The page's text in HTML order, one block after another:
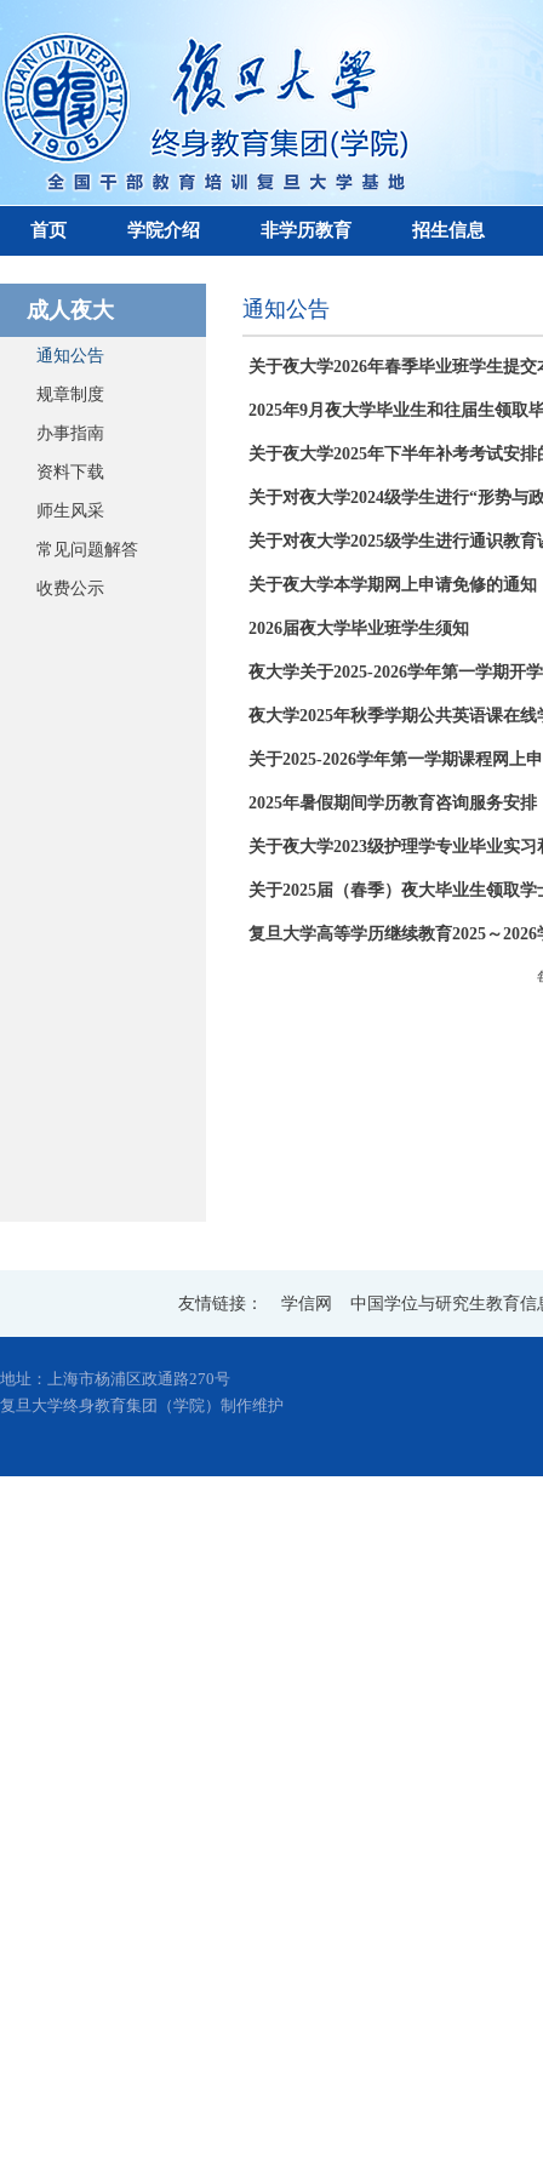
首页 学院介绍 非学历教育 招生信息
成人夜大
通知公告
规章制度
办事指南
资料下载
师生风采
常见问题解答
收费公示
通知公告
关于夜大学2026年春季毕业班学生提
2025年9月夜大学毕业生和往届生领取
关于夜大学2025年下半年补考考试安排
关于对夜大学2024级学生进行“形势与
关于对夜大学2025级学生进行通识教
关于夜大学本学期网上申请免修的通知
2026届夜大学毕业班学生须知
夜大学关于2025-2026学年第一学期开
夜大学2025年秋季学期公共英语课在线
关于2025-2026学年第一学期课程网上
2025年暑假期间学历教育咨询服务安排
关于夜大学2023级护理学专业毕业实
关于2025届（春季）夜大毕业生领取
复旦大学高等学历继续教育2025～
友情链接： 学信网 中国学位与研究生教育信
地址：上海市杨浦区政通路270号
复旦大学终身教育集团（学院）制作维护